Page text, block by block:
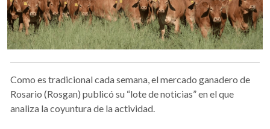
Como es tradicional cada semana, el mercado ganadero de
Rosario (Rosgan) publicó su “lote de noticias” en el que
analiza la coyuntura de la actividad.